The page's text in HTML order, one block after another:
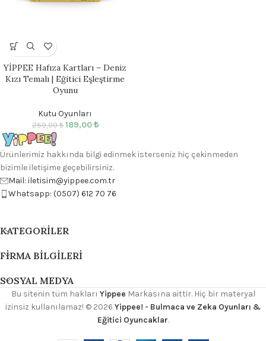
YİPPEE Hafıza Kartları – Deniz
Kızı Temalı | Eğitici Eşleştirme
Oyunu
Kutu Oyunları
259,00₺ 189,00₺
Ürünlerimiz hakkında bilgi edinmek isterseniz hiç çekinmeden
bizimle iletişime geçebilirsiniz.
Mail: iletisim@yippee.com.tr
Whatsapp: (0507) 612 70 76
KATEGORILER
FIRMA BILGILERI
SOSYAL MEDYA
Bu sitenin tüm hakları Yippee Markasına aittir. Hiç bir materyal
izinsiz kullanılamaz! © 2026 Yippee! - Bulmaca ve Zeka Oyunları &
Eğitici Oyuncaklar.